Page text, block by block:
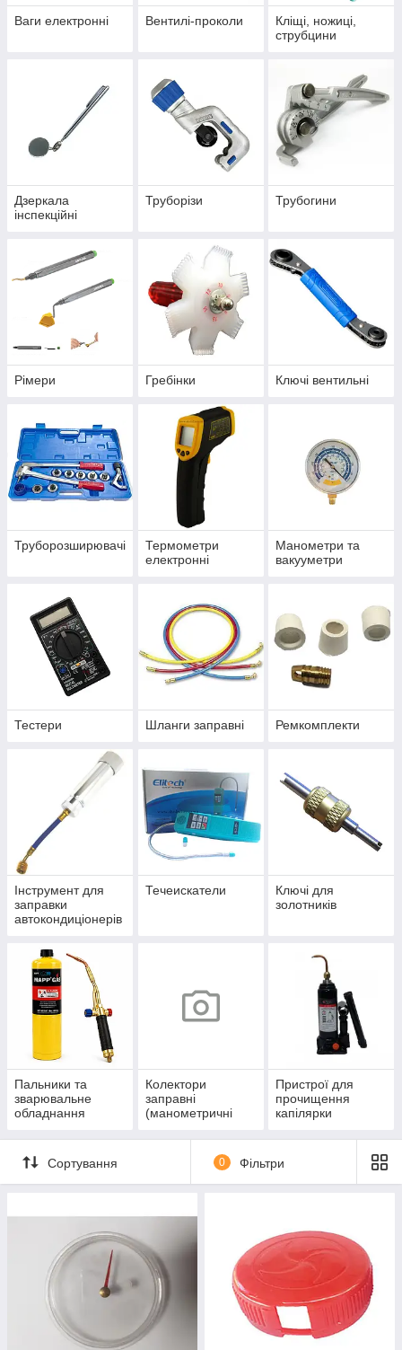
Замовляйтеінструмент для холодильників і
кондиціонерів в Mini-Toolsз доставкою в Київ, Харків,
Ваги електронні Вентилі-проколи
Кліщі, ножиці,
струбцини
Дзеркала
інспекційні
Труборізи Трубогини
Рімери Гребінки Ключі вентильні
Труборозширювачі
Термометри
електронні
Манометри та
вакууметри
Тестери Шланги заправні Ремкомплекти
Інструмент для
заправки
автокондиціонерів
Течеискатели
Ключі для
золотників
Пальники та
зварювальне
обладнання
Колектори
заправні
(манометричні
Пристрої для
прочищення
капілярки
Сортування 0 Фільтри